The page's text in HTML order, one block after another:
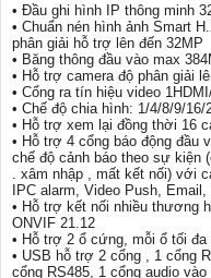
• Đầu ghi hình IP thông minh
• Chuẩn nén hình ảnh Smart
phân giải hỗ trợ lên đến 32MP
• Băng thông đầu vào max
• Hỗ trợ camera độ phân giải
• Cổng ra tín hiệu video
• Chế độ chia hình: 1/4/8/9/16/
• Hỗ trợ xem lại đồng thời 16
• Hỗ trợ 4 cổng báo động đầu
chế độ cảnh báo theo sự kiện
. xâm nhập , mất kết nối) với
IPC alarm, Video Push,
• Hỗ trợ kết nối nhiều thương
ONVIF 21.12
• Hỗ trợ 2 ổ cứng, mỗi ổ tối đa
• USB hỗ trợ 2 cổng , 1 cổng
cổng RS485, 1 cổng audio